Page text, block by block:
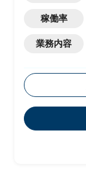
稼働率
業務内容